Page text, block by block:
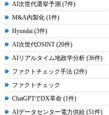
AI次世代選挙予測 (7件)
M&A内製化 (1件)
Hyundai (3件)
AI次世代OSINT (20件)
AIリアルタイム地政学分析 (36件)
ファクトチェック手法 (2件)
ファクトチェック
ChatGPTでDX革命 (1件)
AIデータセンター電力供給 (51件)